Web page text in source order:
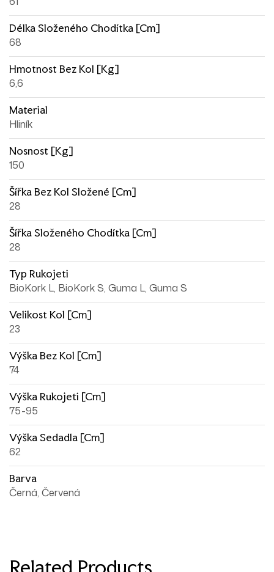
Délka Složeného Chodítka [cm]
68
Hmotnost Bez Kol [kg]
6,6
Material
Hliník
Nosnost [kg]
150
Šířka Bez Kol Složené [cm]
28
Šířka Složeného Chodítka [cm]
28
Typ Rukojeti
BioKork L, BioKork S, Guma L, Guma S
Velikost Kol [cm]
23
Výška Bez Kol [cm]
74
Výška Rukojeti [cm]
75-95
Výška Sedadla [cm]
62
Barva
Černá, Červená
Related Products